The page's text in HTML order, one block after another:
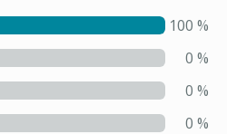
100 %
0 %
0 %
0 %